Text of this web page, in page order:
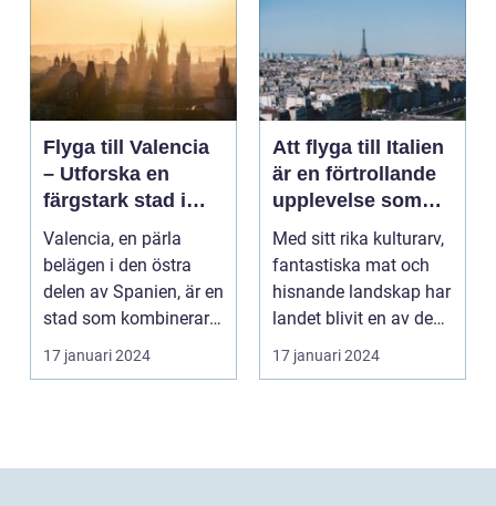
Flyga till Valencia
– Utforska en
färgstark stad i
Spanien
Valencia, en pärla
belägen i den östra
delen av Spanien, är en
stad som kombinerar
kustens skönhet m...
17 januari 2024
Att flyga till Italien
är en förtrollande
upplevelse som
lockar besökare
från hela världen
Med sitt rika kulturarv,
fantastiska mat och
hisnande landskap har
landet blivit en av de
populärast...
17 januari 2024